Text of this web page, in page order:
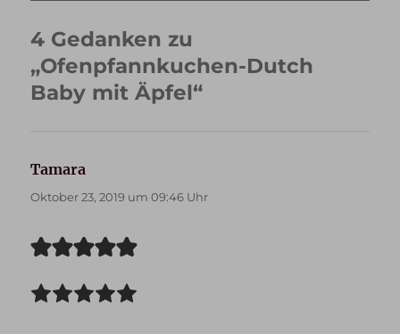
4 Gedanken zu
„Ofenpfannkuchen-Dutch
Baby mit Äpfel“
Tamara
Oktober 23, 2019 um 09:46 Uhr